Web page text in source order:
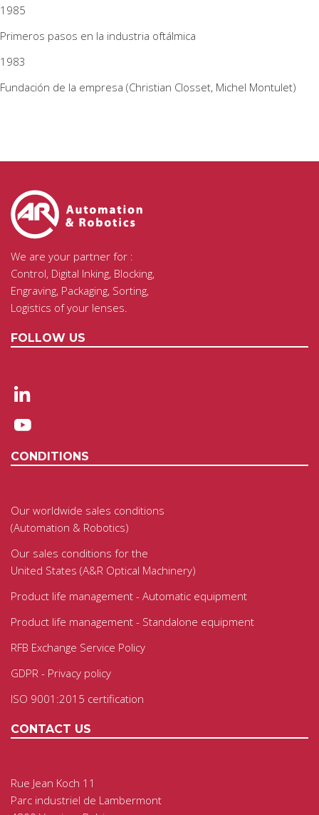
1985
Primeros pasos en la industria oftálmica
1983
Fundación de la empresa (Christian Closset, Michel Montulet)
We are your partner for :
Control, Digital Inking, Blocking,
Engraving, Packaging, Sorting,
Logistics of your lenses.
FOLLOW US
CONDITIONS
Our worldwide sales conditions
(Automation & Robotics)
Our sales conditions for the
United States (A&R Optical Machinery)
Product life management - Automatic equipment
Product life management - Standalone equipment
RFB Exchange Service Policy
GDPR - Privacy policy
ISO 9001:2015 certification
CONTACT US
Rue Jean Koch 11
Parc industriel de Lambermont